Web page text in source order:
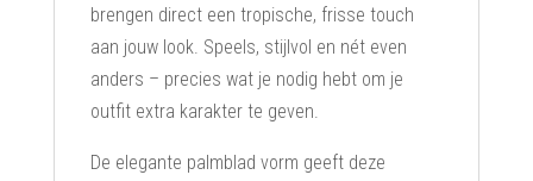
brengen direct een tropische, frisse touch
aan jouw look. Speels, stijlvol en nét even
anders – precies wat je nodig hebt om je
outfit extra karakter te geven.
De elegante palmblad vorm geeft deze